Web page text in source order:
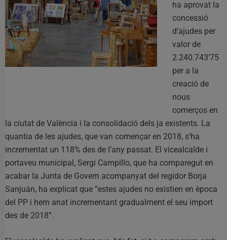
ha aprovat la
concessió
d’ajudes per
valor de
2.240.743’75
per a la
creació de
nous
comerços en
la ciutat de València i la consolidació dels ja existents. La
quantia de les ajudes, que van començar en 2018, s’ha
incrementat un 118% des de l’any passat. El vicealcalde i
portaveu municipal, Sergi Campillo, que ha comparegut en
acabar la Junta de Govern acompanyat del regidor Borja
Sanjuán, ha explicat que “estes ajudes no existien en època
del PP i hem anat incrementant gradualment el seu import
des de 2018”.